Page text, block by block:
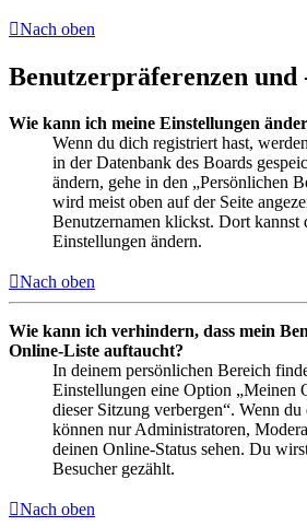
Nach oben
Benutzerpräferenzen und
Wie kann ich meine Einstellungen
Wenn du dich registriert hast,
in der Datenbank des Boards
ändern, gehe in den „Persönlichen
wird meist oben auf der Seite
Benutzernamen klickst. Dort kannst
Einstellungen ändern.
Nach oben
Wie kann ich verhindern, dass mein
Online-Liste auftaucht?
In deinem persönlichen Bereich
Einstellungen eine Option „Meinen
dieser Sitzung verbergen“. Wenn
können nur Administratoren,
deinen Online-Status sehen. Du
Besucher gezählt.
Nach oben